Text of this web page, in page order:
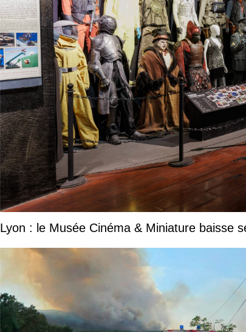
Lyon : le Musée Cinéma & Miniature baisse